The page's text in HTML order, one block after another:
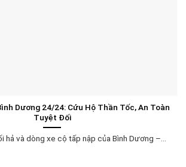
Dương 24/24: Cứu Hộ Thần Tốc, An Toàn
Tuyệt Đối
hả và dòng xe cộ tấp nập của Bình Dương –...